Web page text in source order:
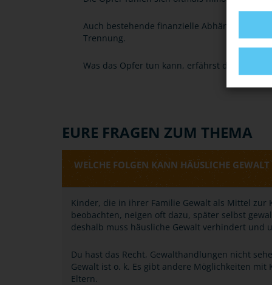
Auch bestehende finanzielle Abhängigkeiten
Trennung.
Was das Opfer tun kann, erfährst du unter
EURE FRAGEN ZUM THEMA
WELCHE FOLGEN KANN HÄUSLICHE
Kinder, die in ihrer Familie Gewalt als Mittel
beobachten, neigen oft dazu, später selbst
deshalb muss häusliche Gewalt verhindert und
Du hast das Recht, Gewalthandlungen nicht
Gewalt ist o. k. Es gibt andere Möglichkeiten
Eltern.